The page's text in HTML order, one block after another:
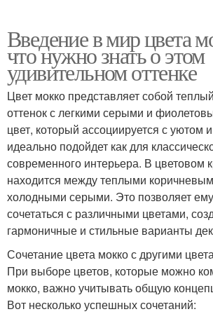
Введение в мир цвета
что нужно знать о этом
удивительном оттенке
Цвет мокко представляет собой
оттенок с легкими серыми и
цвет, который ассоциируется с уютом
идеально подойдет как для
современного интерьера. В цветовом
находится между теплыми
холодными серыми. Это позволяет
сочетаться с различными цветами,
гармоничные и стильные варианты
Сочетание цвета мокко с другими
При выборе цветов, которые можно
мокко, важно учитывать общую
Вот несколько успешных сочетаний: